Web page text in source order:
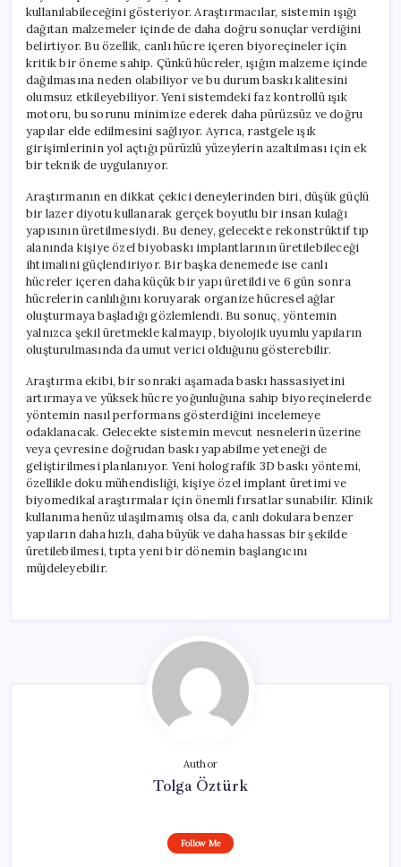
kullanılabileceğini gösteriyor. Araştırmacılar, sistemin ışığı
dağıtan malzemeler içinde de daha doğru sonuçlar verdiğini
belirtiyor. Bu özellik, canlı hücre içeren biyoreçineler için
kritik bir öneme sahip. Çünkü hücreler, ışığın malzeme içinde
dağılmasına neden olabiliyor ve bu durum baskı kalitesini
olumsuz etkileyebiliyor. Yeni sistemdeki faz kontrollü ışık
motoru, bu sorunu minimize ederek daha pürüzsüz ve doğru
yapılar elde edilmesini sağlıyor. Ayrıca, rastgele ışık
girişimlerinin yol açtığı pürüzlü yüzeylerin azaltılması için ek
bir teknik de uygulanıyor.
Araştırmanın en dikkat çekici deneylerinden biri, düşük güçlü
bir lazer diyotu kullanarak gerçek boyutlu bir insan kulağı
yapısının üretilmesiydi. Bu deney, gelecekte rekonstrüktif tıp
alanında kişiye özel biyobaskı implantlarının üretilebileceği
ihtimalini güçlendiriyor. Bir başka denemede ise canlı
hücreler içeren daha küçük bir yapı üretildi ve 6 gün sonra
hücrelerin canlılığını koruyarak organize hücresel ağlar
oluşturmaya başladığı gözlemlendi. Bu sonuç, yöntemin
yalnızca şekil üretmekle kalmayıp, biyolojik uyumlu yapıların
oluşturulmasında da umut verici olduğunu gösterebilir.
Araştırma ekibi, bir sonraki aşamada baskı hassasiyetini
artırmaya ve yüksek hücre yoğunluğuna sahip biyoreçinelerde
yöntemin nasıl performans gösterdiğini incelemeye
odaklanacak. Gelecekte sistemin mevcut nesnelerin üzerine
veya çevresine doğrudan baskı yapabilme yeteneği de
geliştirilmesi planlanıyor. Yeni holografik 3D baskı yöntemi,
özellikle doku mühendisliği, kişiye özel implant üretimi ve
biyomedikal araştırmalar için önemli fırsatlar sunabilir. Klinik
kullanıma henüz ulaşılmamış olsa da, canlı dokulara benzer
yapıların daha hızlı, daha büyük ve daha hassas bir şekilde
üretilebilmesi, tıpta yeni bir dönemin başlangıcını
müjdeleyebilir.
Author
Tolga Öztürk
Follow Me